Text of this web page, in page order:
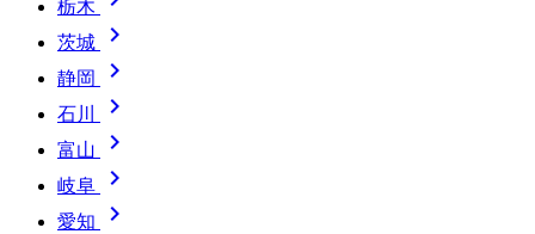
栃木
茨城 
静岡 
石川 
富山 
岐阜 
愛知 